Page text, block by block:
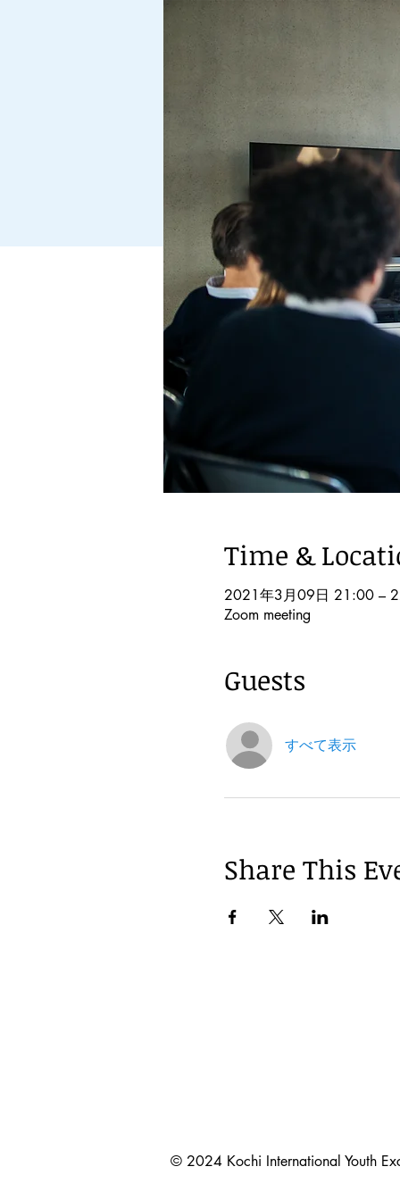
Time &
2021年3月09日 21:00 –
Zoom meeting
Guests
すべて表示
Share This
© 2024 Kochi International Youth